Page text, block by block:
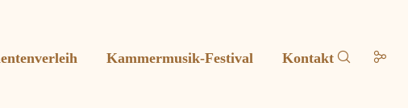
Kammermusik-Festival Kontakt